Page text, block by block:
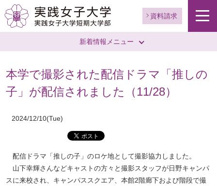
資料請求
新着情報メニュー
本学で撮影された配信ドラマ「推しの
子」が配信されました（11/28）
2024/12/10(Tue)
配信ドラマ「推しの子」のロケ地として撮影協力しました。
山下幸輝さんなどキャストの方々と撮影スタッフが日野キャンパ
スに来校され、キャンパススクエア、本館2階廊下および階段で撮